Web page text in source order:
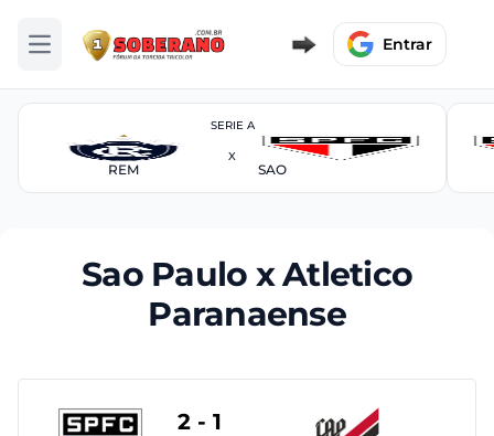
Abrir menu Entrar
SERIE A
REM
X
SAO
Sao Paulo x Atletico
Paranaense
2 - 1